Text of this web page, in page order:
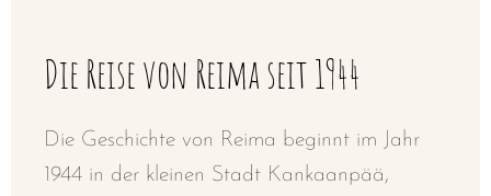
Die Reise von Reima seit 1944
Die Geschichte von Reima beginnt im Jahr
1944 in der kleinen Stadt Kankaanpää,